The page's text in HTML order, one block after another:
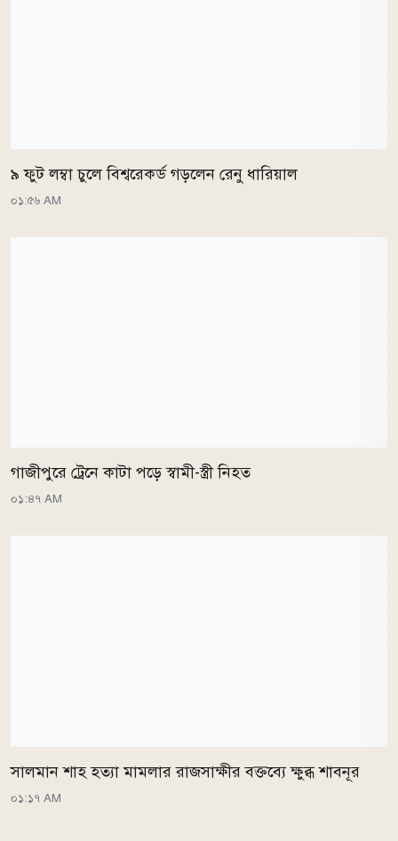
৯ ফুট লম্বা চুলে বিশ্বরেকর্ড গড়লেন রেনু ধারিয়াল
০১:৫৬ AM
গাজীপুরে ট্রেনে কাটা পড়ে স্বামী-স্ত্রী নিহত
০১:৪৭ AM
সালমান শাহ হত্যা মামলার রাজসাক্ষীর বক্তব্যে ক্ষুব্ধ শাবনূর
০১:১৭ AM